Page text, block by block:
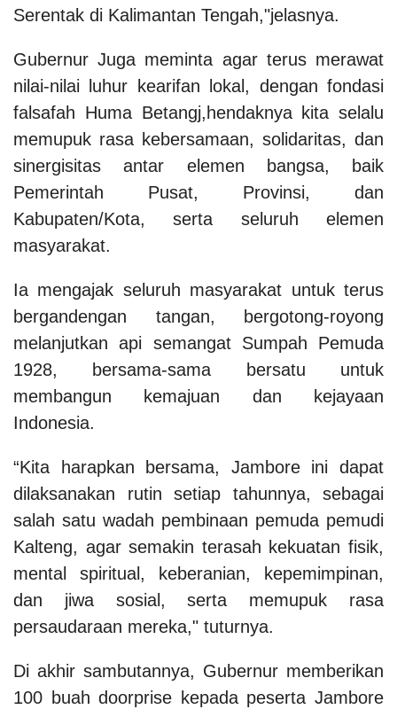
Serentak di Kalimantan Tengah,"jelasnya.
Gubernur Juga meminta agar terus merawat
nilai-nilai luhur kearifan lokal, dengan fondasi
falsafah Huma Betangj,hendaknya kita selalu
memupuk rasa kebersamaan, solidaritas, dan
sinergisitas antar elemen bangsa, baik
Pemerintah Pusat, Provinsi, dan
Kabupaten/Kota, serta seluruh elemen
masyarakat.
Ia mengajak seluruh masyarakat untuk terus
bergandengan tangan, bergotong-royong
melanjutkan api semangat Sumpah Pemuda
1928, bersama-sama bersatu untuk
membangun kemajuan dan kejayaan
Indonesia.
“Kita harapkan bersama, Jambore ini dapat
dilaksanakan rutin setiap tahunnya, sebagai
salah satu wadah pembinaan pemuda pemudi
Kalteng, agar semakin terasah kekuatan fisik,
mental spiritual, keberanian, kepemimpinan,
dan jiwa sosial, serta memupuk rasa
persaudaraan mereka," tuturnya.
Di akhir sambutannya, Gubernur memberikan
100 buah doorprise kepada peserta Jambore